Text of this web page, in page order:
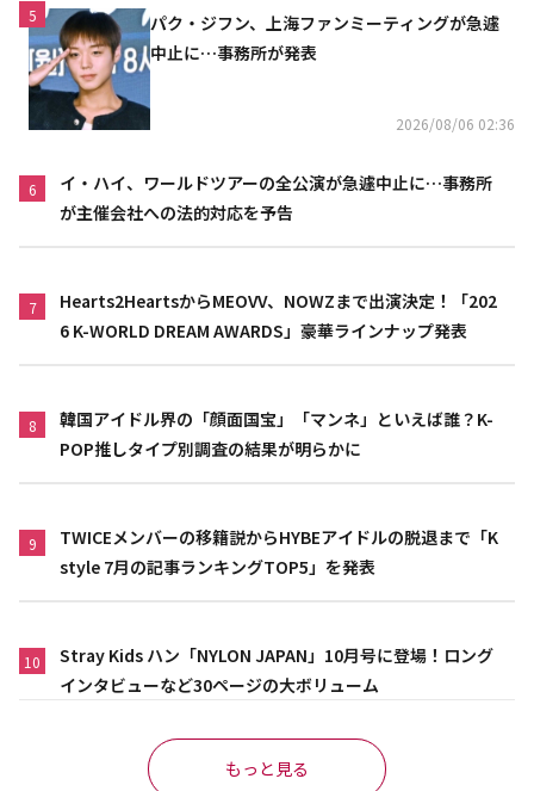
5
パク・ジフン、上海ファンミーティングが急遽
中止に…事務所が発表
2026/08/06 02:36
6
イ・ハイ、ワールドツアーの全公演が急遽中止に…事務所
が主催会社への法的対応を予告
7
Hearts2HeartsからMEOVV、NOWZまで出演決定！「202
6 K-WORLD DREAM AWARDS」豪華ラインナップ発表
8
韓国アイドル界の「顔面国宝」「マンネ」といえば誰？K-
POP推しタイプ別調査の結果が明らかに
9
TWICEメンバーの移籍説からHYBEアイドルの脱退まで「K
style 7月の記事ランキングTOP5」を発表
10
Stray Kids ハン「NYLON JAPAN」10月号に登場！ロング
インタビューなど30ページの大ボリューム
もっと見る